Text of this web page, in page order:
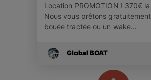
Location PROMOTION ! 370€
Nous vous prêtons
bouée tractée ou un wake…
Global BOAT